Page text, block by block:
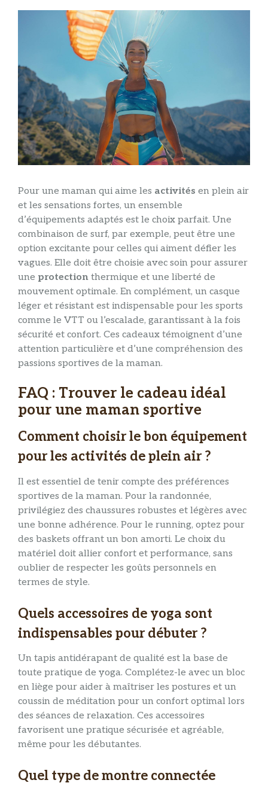
Pour une maman qui aime les activités en plein air
et les sensations fortes, un ensemble
d’équipements adaptés est le choix parfait. Une
combinaison de surf, par exemple, peut être une
option excitante pour celles qui aiment défier les
vagues. Elle doit être choisie avec soin pour assurer
une protection thermique et une liberté de
mouvement optimale. En complément, un casque
léger et résistant est indispensable pour les sports
comme le VTT ou l’escalade, garantissant à la fois
sécurité et confort. Ces cadeaux témoignent d’une
attention particulière et d’une compréhension des
passions sportives de la maman.
FAQ : Trouver le cadeau idéal
pour une maman sportive
Comment choisir le bon équipement
pour les activités de plein air ?
Il est essentiel de tenir compte des préférences
sportives de la maman. Pour la randonnée,
privilégiez des chaussures robustes et légères avec
une bonne adhérence. Pour le running, optez pour
des baskets offrant un bon amorti. Le choix du
matériel doit allier confort et performance, sans
oublier de respecter les goûts personnels en
termes de style.
Quels accessoires de yoga sont
indispensables pour débuter ?
Un tapis antidérapant de qualité est la base de
toute pratique de yoga. Complétez-le avec un bloc
en liège pour aider à maîtriser les postures et un
coussin de méditation pour un confort optimal lors
des séances de relaxation. Ces accessoires
favorisent une pratique sécurisée et agréable,
même pour les débutantes.
Quel type de montre connectée